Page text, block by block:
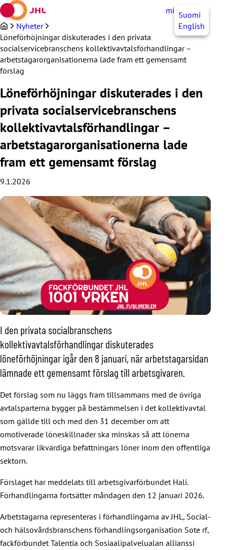
Hoppa
till
innehållet
mittJHL SV
Suomi
English
Nyheter
Löneförhöjningar diskuterades i den privata
socialservicebranschens kollektivavtalsförhandlingar –
arbetstagarorganisationerna lade fram ett gemensamt
förslag
Löneförhöjningar diskuterades i den
privata socialservicebranschens
kollektivavtalsförhandlingar –
arbetstagarorganisationerna lade
fram ett gemensamt förslag
9.1.2026
I den privata socialbranschens
kollektivavtalsförhandlingar diskuterades
löneförhöjningar igår den 8 januari, när arbetstagarsidan
lämnade ett gemensamt förslag till arbetsgivaren.
Det förslag som nu läggs fram tillsammans med de övriga
avtalsparterna bygger på bestämmelsen i det kollektivavtal
som gällde till och med den 31 december om att
omotiverade löneskillnader ska minskas så att lönerna
motsvarar likvärdiga befattningars löner inom den offentliga
sektorn.
Förslaget har meddelats till arbetsgivarförbundet Hali.
Förhandlingarna fortsätter måndagen den 12 januari 2026.
Arbetstagarna representeras i förhandlingarna av JHL, Social-
och hälsovårdsbranschens förhandlingsorganisation Sote rf,
fackförbundet Talentia och Sosiaalipalvelualan allianssi